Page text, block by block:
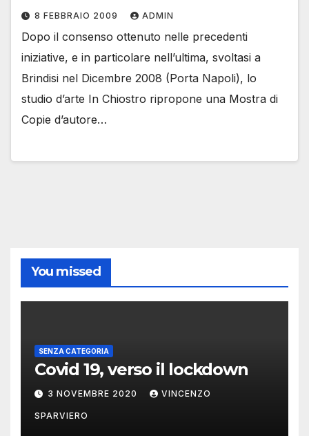
8 FEBBRAIO 2009 ADMIN
Dopo il consenso ottenuto nelle precedenti
iniziative, e in particolare nell’ultima, svoltasi a
Brindisi nel Dicembre 2008 (Porta Napoli), lo
studio d’arte In Chiostro ripropone una Mostra di
Copie d’autore…
You missed
SENZA CATEGORIA
Covid 19, verso il lockdown
3 NOVEMBRE 2020 VINCENZO
SPARVIERO